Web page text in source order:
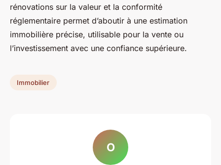
rénovations sur la valeur et la conformité
réglementaire permet d’aboutir à une estimation
immobilière précise, utilisable pour la vente ou
l’investissement avec une confiance supérieure.
Immobilier
O